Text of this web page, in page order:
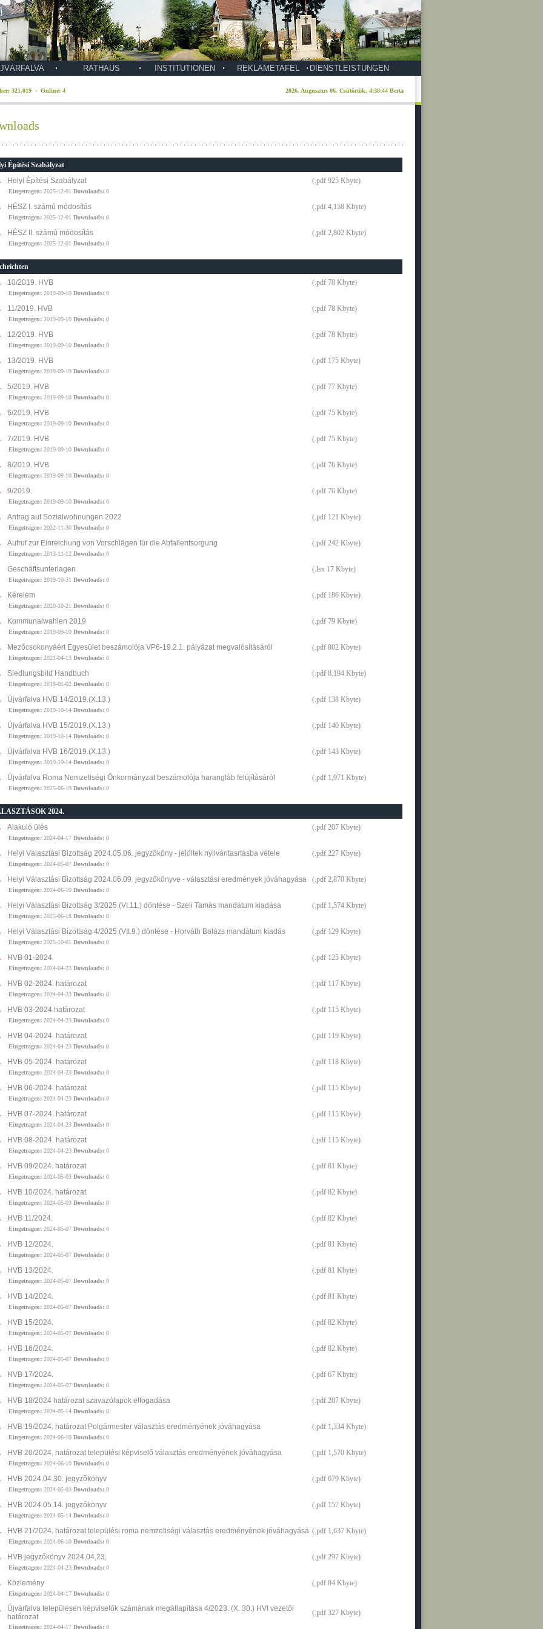
RATHAUS INSTITUTIONEN REKLAMETAFEL DIENSTLEISTUNGEN
321,019 · Online: 4
Építési Szabályzat
Helyi Építési Szabályzat
(.pdf 925 Kbyte)
Eingetragen: 2025-12-01 Downloads: 0
HÉSZ I. számú módosítás (.pdf 4,158 Kbyte)
Eingetragen: 2025-12-01 Downloads: 0
HÉSZ II. számú módosítás (.pdf 2,802 Kbyte)
Eingetragen: 2025-12-01 Downloads: 0
10/2019. HVB
(.pdf 78 Kbyte)
Eingetragen: 2019-09-10 Downloads: 0
11/2019. HVB (.pdf 78 Kbyte)
Eingetragen: 2019-09-10 Downloads: 0
12/2019. HVB (.pdf 78 Kbyte)
Eingetragen: 2019-09-10 Downloads: 0
13/2019. HVB (.pdf 175 Kbyte)
Eingetragen: 2019-09-19 Downloads: 0
5/2019. HVB (.pdf 77 Kbyte)
Eingetragen: 2019-09-10 Downloads: 0
6/2019. HVB (.pdf 75 Kbyte)
Eingetragen: 2019-09-10 Downloads: 0
7/2019. HVB (.pdf 75 Kbyte)
Eingetragen: 2019-09-10 Downloads: 0
8/2019. HVB (.pdf 76 Kbyte)
Eingetragen: 2019-09-10 Downloads: 0
9/2019. (.pdf 76 Kbyte)
Eingetragen: 2019-09-10 Downloads: 0
Antrag auf Sozialwohnungen 2022 (.pdf 121 Kbyte)
Eingetragen: 2022-11-30 Downloads: 0
Aufruf zur Einreichung von Vorschlägen für die Abfallentsorgung (.pdf 242 Kbyte)
Eingetragen: 2013-11-12 Downloads: 0
Geschäftsunterlagen (.lsx 17 Kbyte)
Eingetragen: 2019-10-31 Downloads: 0
Kérelem (.pdf 186 Kbyte)
Eingetragen: 2020-10-21 Downloads: 0
Kommunalwahlen 2019 (.pdf 79 Kbyte)
Eingetragen: 2019-09-10 Downloads: 0
Mezőcsokonyáért Egyesület beszámolója VP6-19.2.1. pályázat megvalósításáról (.pdf 802 Kbyte)
Eingetragen: 2021-04-13 Downloads: 0
Siedlungsbild Handbuch (.pdf 8,194 Kbyte)
Eingetragen: 2018-01-02 Downloads: 0
Újvárfalva HVB 14/2019.(X.13.) (.pdf 138 Kbyte)
Eingetragen: 2019-10-14 Downloads: 0
Újvárfalva HVB 15/2019.(X.13.) (.pdf 140 Kbyte)
Eingetragen: 2019-10-14 Downloads: 0
Újvárfalva HVB 16/2019.(X.13.) (.pdf 143 Kbyte)
Eingetragen: 2019-10-14 Downloads: 0
Újvárfalva Roma Nemzetiségi Önkormányzat beszámolója harangláb felújításáról (.pdf 1,971 Kbyte)
Eingetragen: 2025-06-19 Downloads: 0
2024.
Alakuló ülés
(.pdf 207 Kbyte)
Eingetragen: 2024-04-17 Downloads: 0
Helyi Választási Bizottság 2024.05.06. jegyzőköny - jelöltek nyilvántasrtásba vétele (.pdf 227 Kbyte)
Eingetragen: 2024-05-07 Downloads: 0
Helyi Választási Bizottság 2024.06.09. jegyzőkönyve - választási eredmények jóváhagyása (.pdf 2,870 Kbyte)
Eingetragen: 2024-06-10 Downloads: 0
Helyi Választási Bizottság 3/2025.(VI.11.) döntése - Szeli Tamás mandátum kiadása (.pdf 1,574 Kbyte)
Eingetragen: 2025-06-18 Downloads: 0
Helyi Választási Bizottság 4/2025.(VII.9.) döntése - Horváth Balázs mandátum kiadás (.pdf 129 Kbyte)
Eingetragen: 2025-10-01 Downloads: 0
HVB 01-2024. (.pdf 125 Kbyte)
Eingetragen: 2024-04-23 Downloads: 0
HVB 02-2024. határozat (.pdf 117 Kbyte)
Eingetragen: 2024-04-23 Downloads: 0
HVB 03-2024.határozat (.pdf 115 Kbyte)
Eingetragen: 2024-04-23 Downloads: 0
HVB 04-2024. határozat (.pdf 119 Kbyte)
Eingetragen: 2024-04-23 Downloads: 0
HVB 05-2024. határozat (.pdf 118 Kbyte)
Eingetragen: 2024-04-23 Downloads: 0
HVB 06-2024. határozat (.pdf 115 Kbyte)
Eingetragen: 2024-04-23 Downloads: 0
HVB 07-2024. határozat (.pdf 115 Kbyte)
Eingetragen: 2024-04-23 Downloads: 0
HVB 08-2024. határozat (.pdf 115 Kbyte)
Eingetragen: 2024-04-23 Downloads: 0
HVB 09/2024. határozat (.pdf 81 Kbyte)
Eingetragen: 2024-05-03 Downloads: 0
HVB 10/2024. határozat (.pdf 82 Kbyte)
Eingetragen: 2024-05-03 Downloads: 0
HVB 11/2024. (.pdf 82 Kbyte)
Eingetragen: 2024-05-07 Downloads: 0
HVB 12/2024. (.pdf 81 Kbyte)
Eingetragen: 2024-05-07 Downloads: 0
HVB 13/2024. (.pdf 81 Kbyte)
Eingetragen: 2024-05-07 Downloads: 0
HVB 14/2024. (.pdf 81 Kbyte)
Eingetragen: 2024-05-07 Downloads: 0
HVB 15/2024. (.pdf 82 Kbyte)
Eingetragen: 2024-05-07 Downloads: 0
HVB 16/2024. (.pdf 82 Kbyte)
Eingetragen: 2024-05-07 Downloads: 0
HVB 17/2024. (.pdf 67 Kbyte)
Eingetragen: 2024-05-07 Downloads: 0
HVB 18/2024 határozat szavazólapok elfogadása (.pdf 207 Kbyte)
Eingetragen: 2024-05-14 Downloads: 0
HVB 19/2024. határozat Polgármester választás eredményének jóváhagyása (.pdf 1,334 Kbyte)
Eingetragen: 2024-06-10 Downloads: 0
HVB 20/2024. határozat települési képviselő választás eredményének jóváhagyása (.pdf 1,570 Kbyte)
Eingetragen: 2024-06-10 Downloads: 0
HVB 2024.04.30. jegyzőkönyv (.pdf 679 Kbyte)
Eingetragen: 2024-05-03 Downloads: 0
HVB 2024.05.14. jegyzőkönyv (.pdf 157 Kbyte)
Eingetragen: 2024-05-14 Downloads: 0
HVB 21/2024. határozat települési roma nemzetiségi választás eredményének jóváhagyása (.pdf 1,637 Kbyte)
Eingetragen: 2024-06-10 Downloads: 0
HVB jegyzőkönyv 2024,04,23, (.pdf 297 Kbyte)
Eingetragen: 2024-04-23 Downloads: 0
Közlemény (.pdf 84 Kbyte)
Eingetragen: 2024-04-17 Downloads: 0
Újvárfalva településen képviselők számának megállapítása 4/2023. (X. 30.) HVI vezetői
határozat
(.pdf 327 Kbyte)
Eingetragen: 2024-04-17 Downloads: 0